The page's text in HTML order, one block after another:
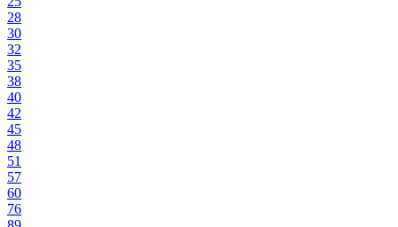
28
30
32
35
38
40
42
45
48
51
57
60
76